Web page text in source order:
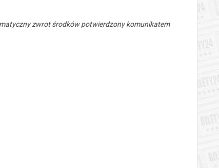
zwrot środków potwierdzony komunikatem